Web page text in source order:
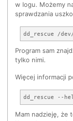
w logu. Możemy
sprawdzania
Program sam
tylko nimi.
Więcej informacji
Mam nadzieję, że